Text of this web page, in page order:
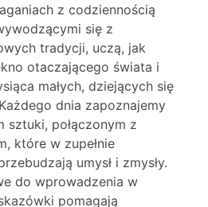
z codziennością
się z
tradycji, uczą, jak
otaczającego świata i
małych, dziejących się
dnia zapoznajemy
sztuki, połączonym z
które w zupełnie
umysł i zmysły.
do wprowadzenia w
pomagają